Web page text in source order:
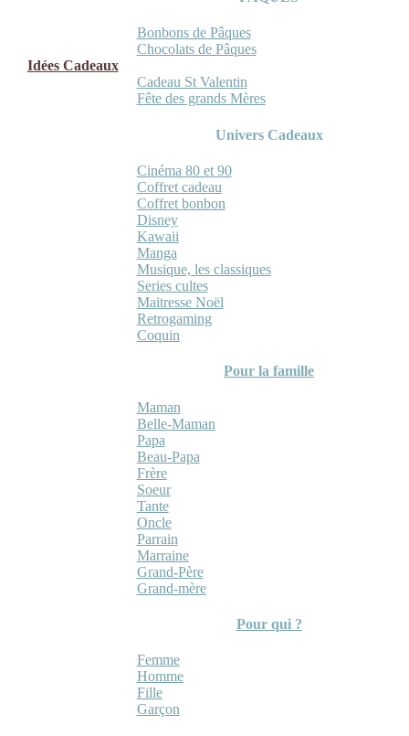
Bonbons de Pâques
Chocolats de Pâques
Idées Cadeaux
Cadeau St Valentin
Fête des grands Mères
Univers Cadeaux
Cinéma 80 et 90
Coffret cadeau
Coffret bonbon
Disney
Kawaii
Manga
Musique, les classiques
Series cultes
Maitresse Noël
Retrogaming
Coquin
Pour la famille
Maman
Belle-Maman
Papa
Beau-Papa
Frère
Soeur
Tante
Oncle
Parrain
Marraine
Grand-Père
Grand-mère
Pour qui ?
Femme
Homme
Fille
Garçon